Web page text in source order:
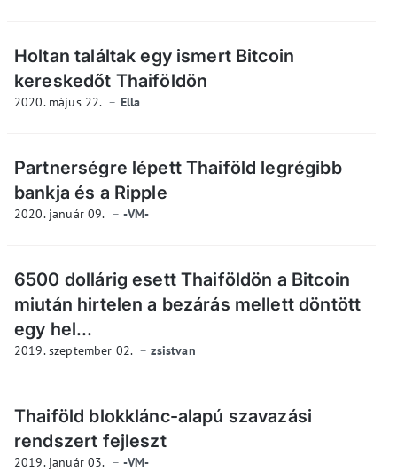
Holtan találtak egy ismert Bitcoin
kereskedőt Thaiföldön
2020. május 22. Ella
Partnerségre lépett Thaiföld legrégibb
bankja és a Ripple
2020. január 09. -VM-
6500 dollárig esett Thaiföldön a Bitcoin
miután hirtelen a bezárás mellett döntött
egy hel...
2019. szeptember 02. zsistvan
Thaiföld blokklánc-alapú szavazási
rendszert fejleszt
2019. január 03. -VM-